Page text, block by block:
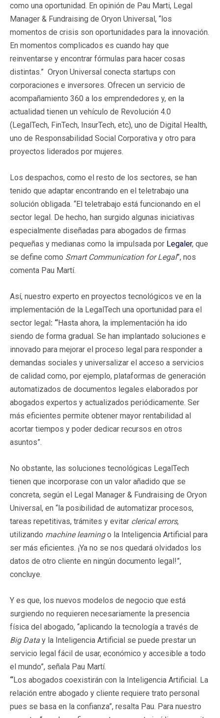
como una oportunidad. En opinión de Pau Marti, Legal
Manager & Fundraising de Oryon Universal, “los
momentos de crisis son oportunidades para la innovación.
En momentos complicados es cuando hay que
reinventarse y encontrar fórmulas para hacer cosas
distintas.” Oryon Universal conecta startups con
corporaciones e inversores. Ofrecen un servicio de
acompañamiento 360 a los emprendedores y, en la
actualidad tienen un vehículo de Revolución 4.0
(LegalTech, FinTech, InsurTech, etc), uno de Digital Health,
uno de Responsabilidad Social Corporativa y otro para
proyectos liderados por mujeres.
Los despachos, como el resto de los sectores, se han
tenido que adaptar encontrando en el teletrabajo una
solución obligada. “El teletrabajo está funcionando en el
sector legal. De hecho, han surgido algunas iniciativas
especialmente diseñadas para abogados de firmas
pequeñas y medianas como la impulsada por Legaler, que
se define como Smart Communication for Legal”, nos
comenta Pau Martí.
Así, nuestro experto en proyectos tecnológicos ve en la
implementación de la LegalTech una oportunidad para el
sector legal: “Hasta ahora, la implementación ha ido
siendo de forma gradual. Se han implantado soluciones e
innovado para mejorar el proceso legal para responder a
demandas sociales y universalizar el acceso a servicios
de calidad como, por ejemplo, plataformas de generación
automatizados de documentos legales elaborados por
abogados expertos y actualizados periódicamente. Ser
más eficientes permite obtener mayor rentabilidad al
acortar tiempos y poder dedicar recursos en otros
asuntos”.
No obstante, las soluciones tecnológicas LegalTech
tienen que incorporase con un valor añadido que se
concreta, según el Legal Manager & Fundraising de Oryon
Universal, en “la posibilidad de automatizar procesos,
tareas repetitivas, trámites y evitar clerical errors,
utilizando machine learningo la Inteligencia Artificial para
ser más eficientes. ¡Ya no se nos quedará olvidados los
datos de otro cliente en ningún documento legal!”,
concluye.
Y es que, los nuevos modelos de negocio que está
surgiendo no requieren necesariamente la presencia
física del abogado, “aplicando la tecnología a través de
Big Data y la Inteligencia Artificial se puede prestar un
servicio legal fácil de usar, económico y accesible a todo
el mundo”, señala Pau Martí.
“Los abogados coexistirán con la Inteligencia Artificial. La
relación entre abogado y cliente requiere trato personal
pues se basa en la confianza”, resalta Pau. Para nuestro